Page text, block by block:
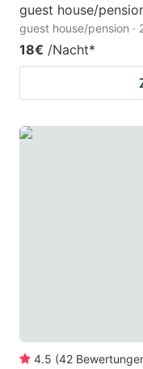
guest house/
guest house/pension ·
18€ /Nacht*
4.5 (42